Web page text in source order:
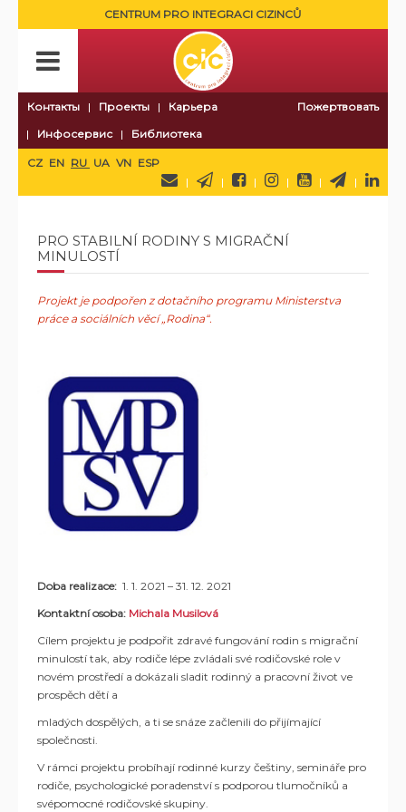
CENTRUM PRO INTEGRACI CIZINCŮ
Контакты Проекты
Карьера
Инфосервис
Библиотека
Пожертвовать
CZ EN RU UA VN ESP
PRO STABILNÍ RODINY S MIGRAČNÍ
MINULOSTÍ
Projekt je podpořen z dotačního programu Ministerstva
práce a sociálních věcí „Rodina“.
Doba realizace: 1. 1. 2021 – 31. 12. 2021
Kontaktní osoba: Michala Musilová
Cílem projektu je podpořit zdravé fungování rodin s migrační
minulostí tak, aby rodiče lépe zvládali své rodičovské role v
novém prostředí a dokázali sladit rodinný a pracovní život ve
prospěch dětí a
mladých dospělých, a ti se snáze začlenili do přijímající
společnosti.
V rámci projektu probíhají rodinné kurzy češtiny, semináře pro
rodiče, psychologické poradenství s podporou tlumočníků a
svépomocné rodičovské skupiny.